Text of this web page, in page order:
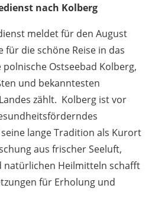
nach Kolberg
meldet für den August
für die schöne Reise in das
Ostseebad Kolberg,
und bekanntesten
zählt. Kolberg ist vor
lange Tradition als Kurort
aus frischer Seeluft,
natürlichen Heilmitteln schafft
für Erholung und